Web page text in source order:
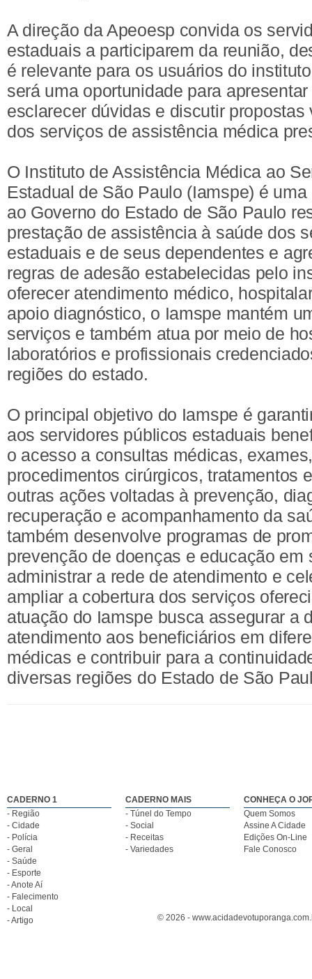
A direção da Apeoesp convida os
estaduais a participarem da reunião,
é relevante para os usuários do
será uma oportunidade para
esclarecer dúvidas e discutir propostas
dos serviços de assistência médica
O Instituto de Assistência Médica ao
Estadual de São Paulo (Iamspe) é
ao Governo do Estado de São Paulo
prestação de assistência à saúde dos
estaduais e de seus dependentes e
regras de adesão estabelecidas pelo
oferecer atendimento médico,
apoio diagnóstico, o Iamspe mantém
serviços e também atua por meio de
laboratórios e profissionais
regiões do estado.
O principal objetivo do Iamspe é
aos servidores públicos estaduais
o acesso a consultas médicas,
procedimentos cirúrgicos, tratamentos
outras ações voltadas à prevenção,
recuperação e acompanhamento da
também desenvolve programas de
prevenção de doenças e educação em
administrar a rede de atendimento e
ampliar a cobertura dos serviços
atuação do Iamspe busca assegurar a
atendimento aos beneficiários em
médicas e contribuir para a
diversas regiões do Estado de São
CADERNO 1
- Região
- Cidade
- Polícia
- Geral
- Saúde
- Esporte
- Anote Aí
- Falecimento
- Local
- Artigo
CADERNO MAIS
- Túnel do Tempo
- Social
- Receitas
- Variedades
CONHEÇA O
Quem Somos
Assine A Cidade
Edições On-Line
Fale Conosco
© 2026 -